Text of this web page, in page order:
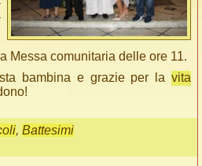
Messa comunitaria delle ore 11.
bambina e grazie per lavita
, Battesimi